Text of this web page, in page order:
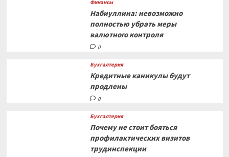
Финансы
Набиуллина: невозможно
полностью убрать меры
валютного контроля
0
Бухгалтерия
Кредитные каникулы будут
продлены
0
Бухгалтерия
Почему не стоит бояться
профилактических визитов
трудинспекции